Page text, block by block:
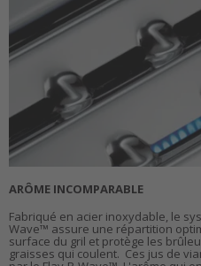
ARÔME INCOMPARABLE
Fabriqué en acier inoxydable, le
Wave™ assure une répartition
surface du gril et protège les
graisses qui coulent. Ces jus de